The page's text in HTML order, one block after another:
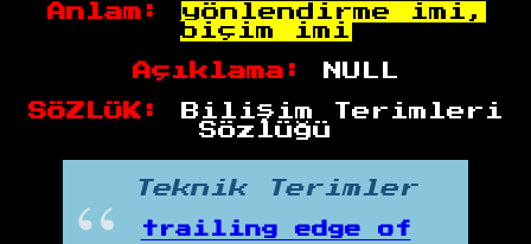
Anlam:
yönlendirme imi,
biçim imi
Açıklama: NULL
SÖZLÜK:
Bilişim Terimleri
Sözlüğü
Teknik Terimler
trailing edge of